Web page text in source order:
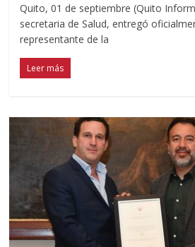
Quito, 01 de septiembre (Quito
secretaria de Salud, entregó
representante de la
Leer más